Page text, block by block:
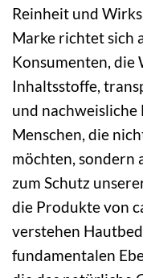
Reinheit und
Marke richtet sich
Konsumenten, die
Inhaltsstoffe,
und nachweisliche
Menschen, die
möchten, sondern
zum Schutz
die Produkte von
verstehen
fundamentalen